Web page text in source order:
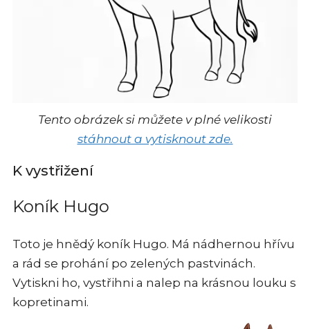
Tento obrázek si můžete v plné velikosti
stáhnout a vytisknout zde.
K vystřižení
Koník Hugo
Toto je hnědý koník Hugo. Má nádhernou hřívu
a rád se prohání po zelených pastvinách.
Vytiskni ho, vystřihni a nalep na krásnou louku s
kopretinami.